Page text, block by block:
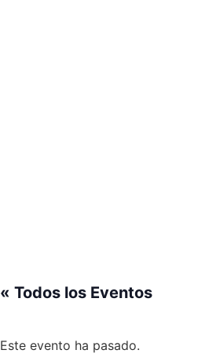
« Todos los Eventos
Este evento ha pasado.